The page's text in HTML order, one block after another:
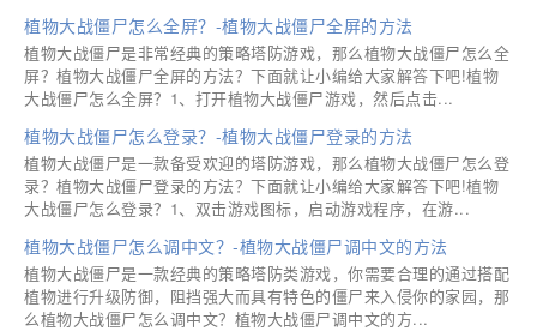
植物大战僵尸怎么全屏？-植物大战僵尸全屏的方法
植物大战僵尸是非常经典的策略塔防游戏，那么植物大战僵尸怎么全
屏？植物大战僵尸全屏的方法？下面就让小编给大家解答下吧!植物
大战僵尸怎么全屏？1、打开植物大战僵尸游戏，然后点击...
植物大战僵尸怎么登录？-植物大战僵尸登录的方法
植物大战僵尸是一款备受欢迎的塔防游戏，那么植物大战僵尸怎么登
录？植物大战僵尸登录的方法？下面就让小编给大家解答下吧!植物
大战僵尸怎么登录？1、双击游戏图标，启动游戏程序，在游...
植物大战僵尸怎么调中文？-植物大战僵尸调中文的方法
植物大战僵尸是一款经典的策略塔防类游戏，你需要合理的通过搭配
植物进行升级防御，阻挡强大而具有特色的僵尸来入侵你的家园，那
么植物大战僵尸怎么调中文？植物大战僵尸调中文的方...